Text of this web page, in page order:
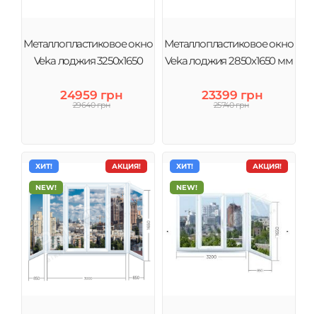
Металлопластиковое окно
Veka лоджия 3250х1650
24959 грн
29640 грн
Металлопластиковое окно
Veka лоджия 2850х1650 мм
23399 грн
25740 грн
АКЦИЯ!
ХИТ!
NEW!
АКЦИЯ!
ХИТ!
NEW!